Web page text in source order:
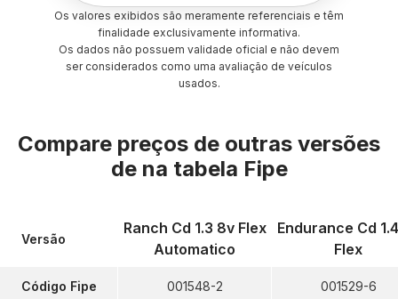
Os valores exibidos são meramente referenciais e têm
finalidade exclusivamente informativa.
Os dados não possuem validade oficial e não devem
ser considerados como uma avaliação de veículos
usados.
Compare preços de outras versões
de na tabela Fipe
Versão
Código Fipe
Ranch Cd 1.3 8v Flex
Automatico
001548-2
Endurance Cd
Flex
001529-6